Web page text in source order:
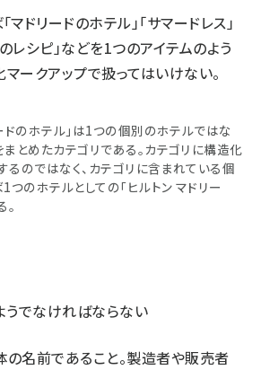
マドリードのホテル」「サマードレス」
レシピ」などを1つのアイテムのよう
ークアップで扱ってはいけない。
ドのホテル」は1つの個別のホテルではな
まとめたカテゴリである。カテゴリに構造化
るのではなく、カテゴリに含まれている個
つのホテルとしての「ヒルトン マドリー
。
でなければならない
の名前であること。製造者や販売者